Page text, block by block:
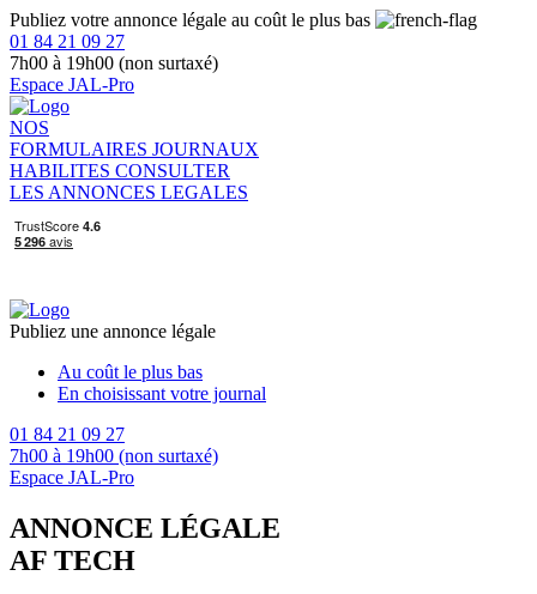
Publiez votre annonce légale au coût le plus bas
01 84 21 09 27
7h00 à 19h00 (non surtaxé)
Espace JAL-Pro
NOS
FORMULAIRES JOURNAUX
HABILITES CONSULTER
LES ANNONCES LEGALES
Publiez une annonce légale
Au coût le plus bas
En choisissant votre journal
01 84 21 09 27
7h00 à 19h00 (non surtaxé)
Espace JAL-Pro
ANNONCE LÉGALE
AF TECH